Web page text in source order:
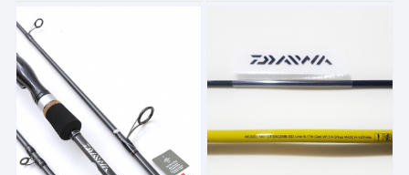
Các
chọn